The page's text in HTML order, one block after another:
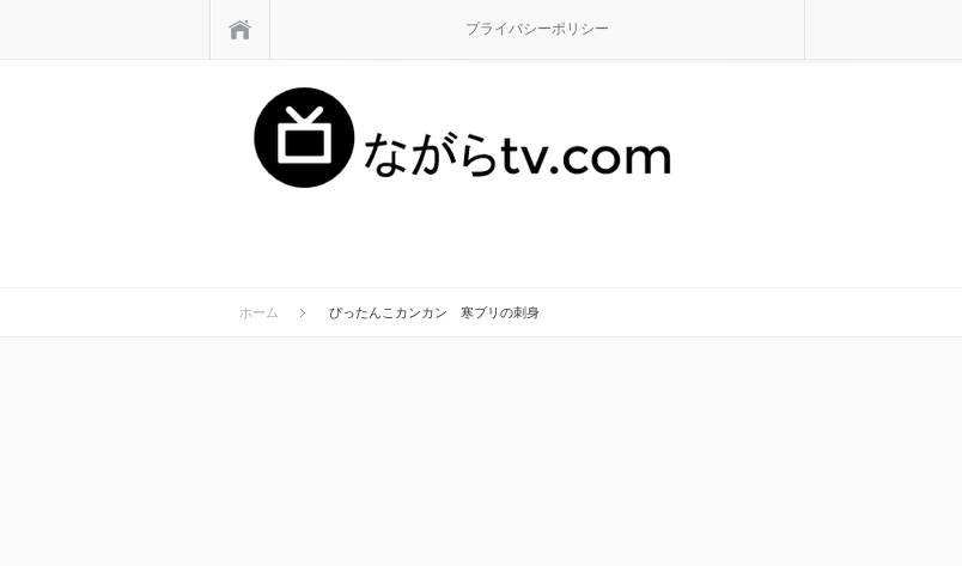
プライバシーポリシー
ホーム ぴったんこカンカン 寒ブリの刺身